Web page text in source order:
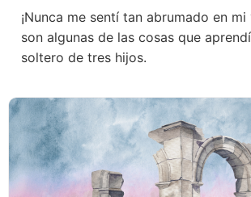
¡Nunca me sentí tan abrumado en
son algunas de las cosas que
soltero de tres hijos.